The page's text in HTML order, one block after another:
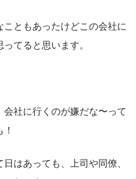
ともあったけどこの会社に
てると思います。
社に行くのが嫌だな〜って
はあっても、上司や同僚、